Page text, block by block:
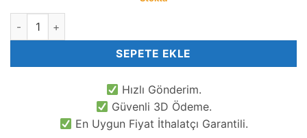
2 CM Kalp Rodonit Taşı Kolye Ucu adet
SEPETE EKLE
Hızlı Gönderim.
Güvenli 3D Ödeme.
En Uygun Fiyat İthalatçı Garantili.